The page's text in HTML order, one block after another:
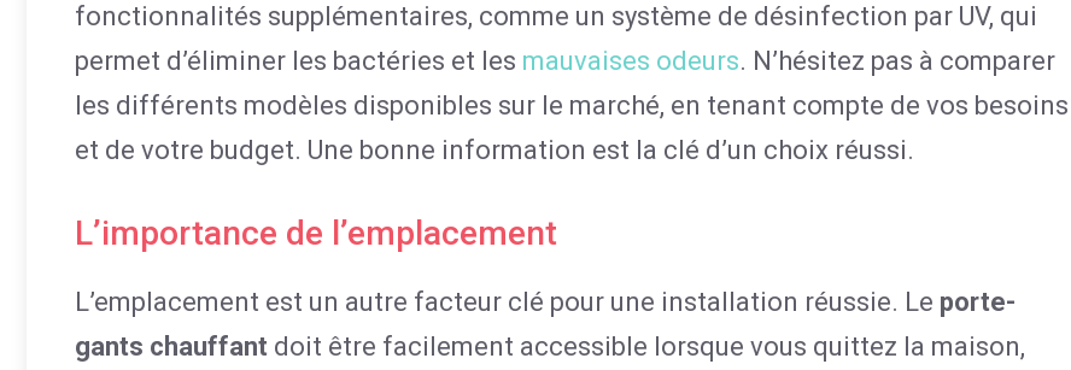
fonctionnalités supplémentaires, comme un système de désinfection par UV, qui
permet d’éliminer les bactéries et les mauvaises odeurs. N’hésitez pas à comparer
les différents modèles disponibles sur le marché, en tenant compte de vos besoins
et de votre budget. Une bonne information est la clé d’un choix réussi.
L’importance de l’emplacement
L’emplacement est un autre facteur clé pour une installation réussie. Le porte-
gants chauffant doit être facilement accessible lorsque vous quittez la maison,